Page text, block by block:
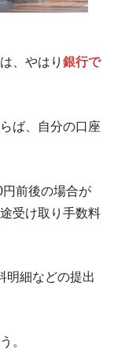
、やはり 銀行で
ば、自分の口座
前後の場合が
受け取り手数料
明細などの提出
。